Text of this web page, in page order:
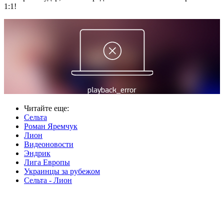
1:1!
Читайте еще:
Сельта
Роман Яремчук
Лион
Видеоновости
Эндрик
Лига Европы
Украинцы за рубежом
Сельта - Лион